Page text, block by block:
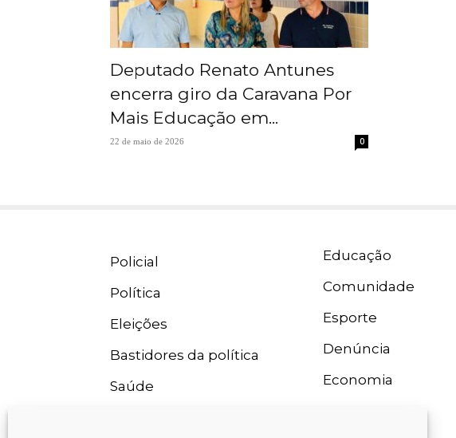
Deputado Renato Antunes
encerra giro da Caravana Por
Mais Educação em...
22 de maio de 2026 0
Policial
Política
Eleições
Bastidores da política
Saúde
Educação
Comunidade
Esporte
Denúncia
Economia